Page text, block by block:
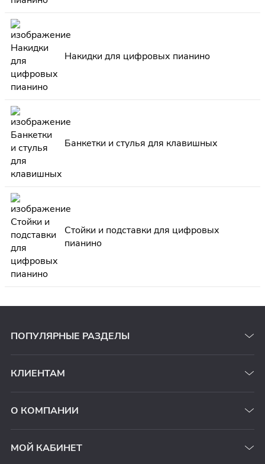
Накидки для цифровых пианино
Банкетки и стулья для клавишных
Стойки и подставки для цифровых
пианино
ПОПУЛЯРНЫЕ РАЗДЕЛЫ
КЛИЕНТАМ
О КОМПАНИИ
МОЙ КАБИНЕТ